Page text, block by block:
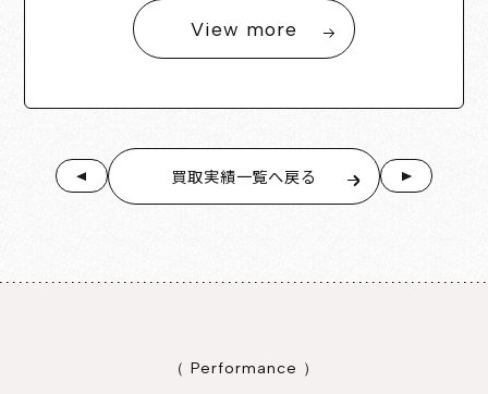
View more
買取実績一覧へ戻る
（ Performance ）